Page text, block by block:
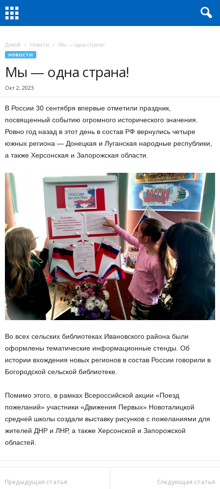
Домой Новости Мы — одна страна!
НОВОСТИ
Мы — одна страна!
Окт 2, 2023
В России 30 сентября впервые отметили праздник,
посвященный событию огромного исторического значения.
Ровно год назад в этот день в состав РФ вернулись четыре
южных региона — Донецкая и Луганская народные республики,
а также Херсонская и Запорожская области.
Во всех сельских библиотеках Ивановского района были
оформлены тематические информационные стенды. Об
истории вхождения новых регионов в состав России говорили в
Богородской сельской библиотеке.
Помимо этого, в рамках Всероссийской акции «Поезд
пожеланий» участники «Движения Первых» Новоталицкой
средней школы создали выставку рисунков с пожеланиями для
жителей ДНР и ЛНР, а также Херсонской и Запорожской
областей.
Предыдущая статья Следующая статья